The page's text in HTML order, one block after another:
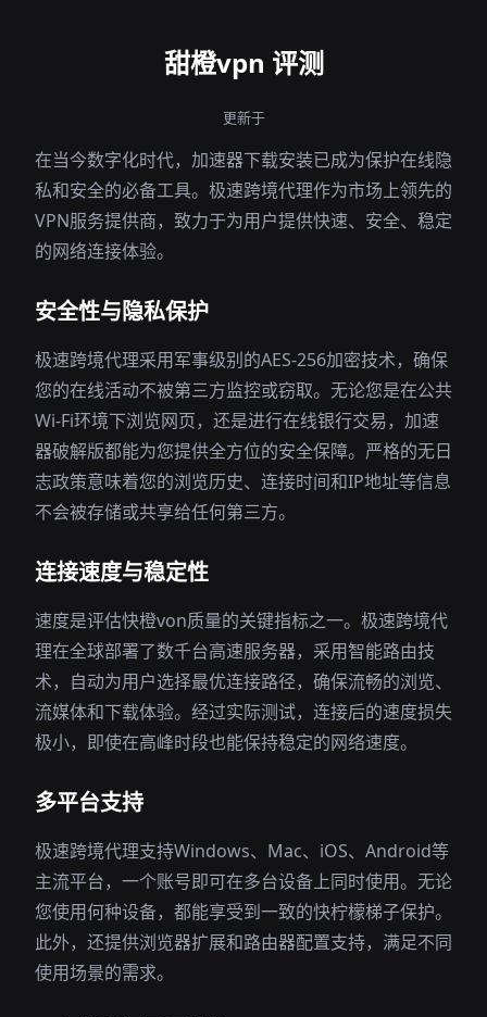
甜橙vpn 评测
更新于
在当今数字化时代，加速器下载安装已成为保护在线隐
私和安全的必备工具。极速跨境代理作为市场上领先的
VPN服务提供商，致力于为用户提供快速、安全、稳定
的网络连接体验。
安全性与隐私保护
极速跨境代理采用军事级别的AES-256加密技术，确保
您的在线活动不被第三方监控或窃取。无论您是在公共
Wi-Fi环境下浏览网页，还是进行在线银行交易，加速
器破解版都能为您提供全方位的安全保障。严格的无日
志政策意味着您的浏览历史、连接时间和IP地址等信息
不会被存储或共享给任何第三方。
连接速度与稳定性
速度是评估快橙von质量的关键指标之一。极速跨境代
理在全球部署了数千台高速服务器，采用智能路由技
术，自动为用户选择最优连接路径，确保流畅的浏览、
流媒体和下载体验。经过实际测试，连接后的速度损失
极小，即使在高峰时段也能保持稳定的网络速度。
多平台支持
极速跨境代理支持Windows、Mac、iOS、Android等
主流平台，一个账号即可在多台设备上同时使用。无论
您使用何种设备，都能享受到一致的快柠檬梯子保护。
此外，还提供浏览器扩展和路由器配置支持，满足不同
使用场景的需求。